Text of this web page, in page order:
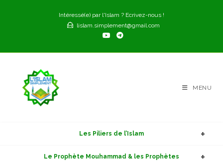
Intéressé(e) par l'Islam ? Ecrivez-nous !
lislam.simplement@gmail.com
MENU
Les Piliers de l’Islam
Le Prophète Mouhammad & les Prophètes